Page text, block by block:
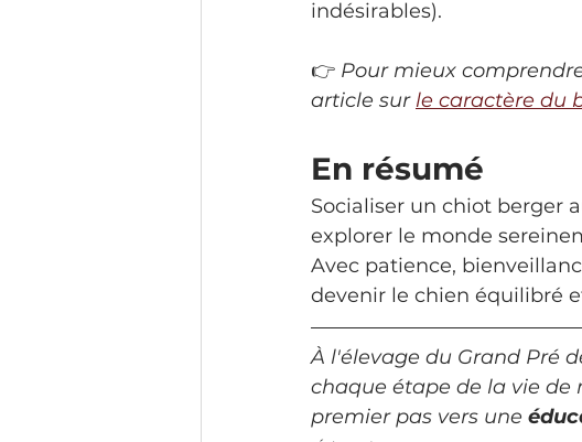
indésirables).
👉 Pour mieux
article sur le caractère du
En résumé
Socialiser un chiot berger
explorer le monde
Avec patience,
devenir le chien équilibré
À l'élevage du Grand Pré
chaque étape de la vie de
premier pas vers une